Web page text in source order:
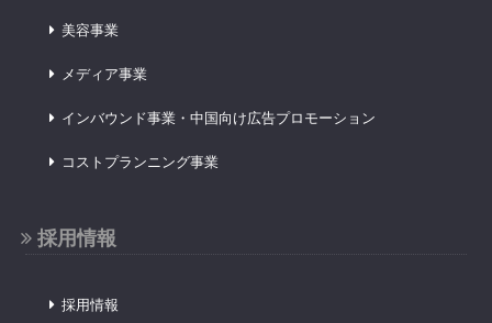
美容事業
メディア事業
インバウンド事業・中国向け広告プロモーション
コストプランニング事業
採用情報
採用情報